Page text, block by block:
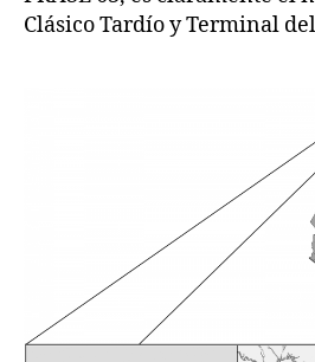
Clásico Tardío y Terminal